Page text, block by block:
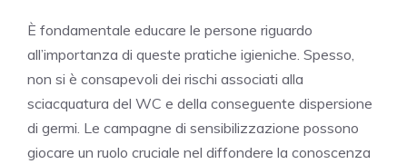
È fondamentale educare le persone riguardo
all’importanza di queste pratiche igieniche. Spesso,
non si è consapevoli dei rischi associati alla
sciacquatura del WC e della conseguente dispersione
di germi. Le campagne di sensibilizzazione possono
giocare un ruolo cruciale nel diffondere la conoscenza